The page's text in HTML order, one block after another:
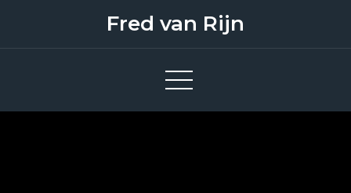
Fred van Rijn